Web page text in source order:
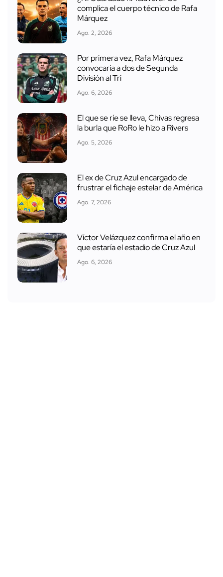
complica el cuerpo técnico de Rafa
Márquez
Ago. 2, 2026
Por primera vez, Rafa Márquez
convocaría a dos de Segunda
División al Tri
Ago. 6, 2026
El que se ríe se lleva, Chivas regresa
la burla que RoRo le hizo a Rivers
Ago. 5, 2026
El ex de Cruz Azul encargado de
frustrar el fichaje estelar de América
Ago. 7, 2026
Víctor Velázquez confirma el año en
que estaría el estadio de Cruz Azul
Ago. 6, 2026